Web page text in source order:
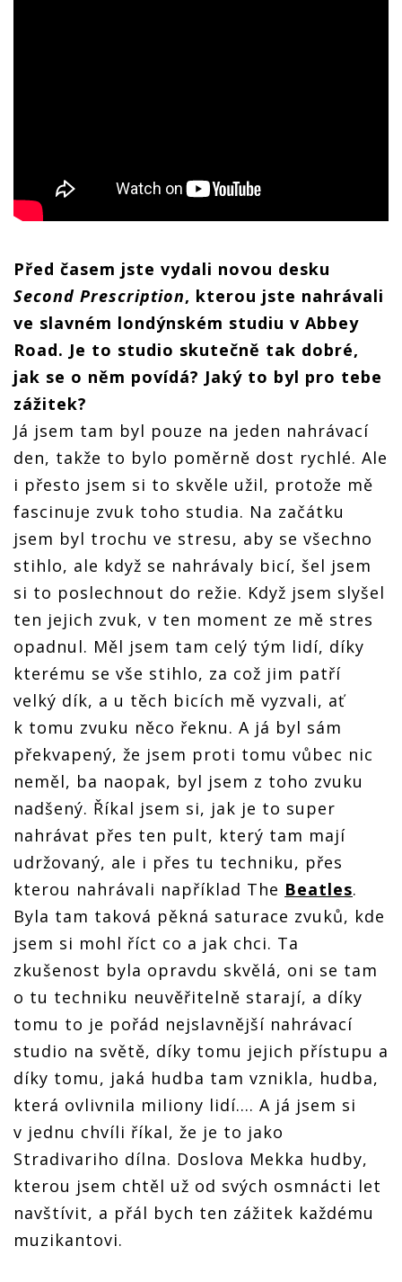
Před časem jste vydali novou desku
Second Prescription, kterou jste nahrávali
ve slavném londýnském studiu v Abbey
Road. Je to studio skutečně tak dobré,
jak se o něm povídá? Jaký to byl pro tebe
zážitek?
Já jsem tam byl pouze na jeden nahrávací
den, takže to bylo poměrně dost rychlé. Ale
i přesto jsem si to skvěle užil, protože mě
fascinuje zvuk toho studia. Na začátku
jsem byl trochu ve stresu, aby se všechno
stihlo, ale když se nahrávaly bicí, šel jsem
si to poslechnout do režie. Když jsem slyšel
ten jejich zvuk, v ten moment ze mě stres
opadnul. Měl jsem tam celý tým lidí, díky
kterému se vše stihlo, za což jim patří
velký dík, a u těch bicích mě vyzvali, ať
k tomu zvuku něco řeknu. A já byl sám
překvapený, že jsem proti tomu vůbec nic
neměl, ba naopak, byl jsem z toho zvuku
nadšený. Říkal jsem si, jak je to super
nahrávat přes ten pult, který tam mají
udržovaný, ale i přes tu techniku, přes
kterou nahrávali například The Beatles.
Byla tam taková pěkná saturace zvuků, kde
jsem si mohl říct co a jak chci. Ta
zkušenost byla opravdu skvělá, oni se tam
o tu techniku neuvěřitelně starají, a díky
tomu to je pořád nejslavnější nahrávací
studio na světě, díky tomu jejich přístupu a
díky tomu, jaká hudba tam vznikla, hudba,
která ovlivnila miliony lidí.… A já jsem si
v jednu chvíli říkal, že je to jako
Stradivariho dílna. Doslova Mekka hudby,
kterou jsem chtěl už od svých osmnácti let
navštívit, a přál bych ten zážitek každému
muzikantovi.